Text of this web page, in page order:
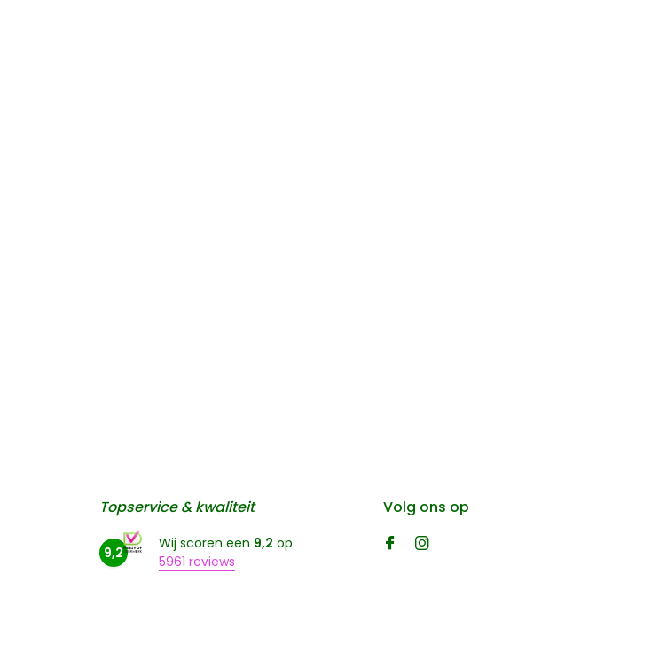
Topservice & kwaliteit
9,2
Wij scoren een 9,2 op
5961 reviews
Volg ons op